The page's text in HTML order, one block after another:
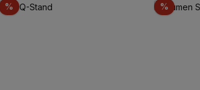
% Sconto %Sconto